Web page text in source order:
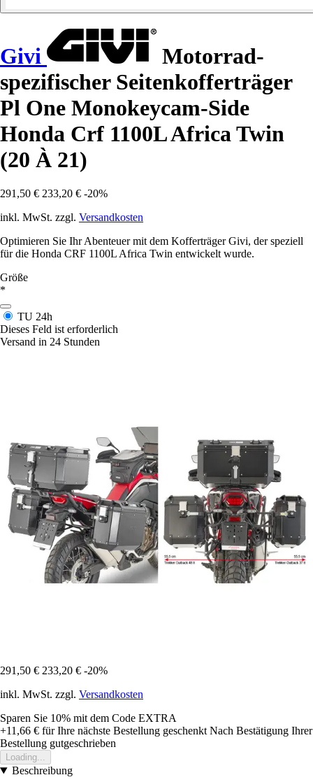
Givi
Motorrad-
spezifischer Seitenkofferträger
Pl One Monokeycam-Side
Honda Crf 1100L Africa Twin
(20 À 21)
291,50 € 233,20 € -20%
inkl. MwSt. zzgl. Versandkosten
Optimieren Sie Ihr Abenteuer mit dem Kofferträger Givi, der speziell
für die Honda CRF 1100L Africa Twin entwickelt wurde.
Größe
*
TU 24h
Dieses Feld ist erforderlich
Versand in 24 Stunden
291,50 € 233,20 € -20%
inkl. MwSt. zzgl. Versandkosten
Sparen Sie 10% mit dem Code EXTRA
+11,66 € für Ihre nächste Bestellung geschenkt Nach Bestätigung Ihrer
Bestellung gutgeschrieben
Loading...
Beschreibung